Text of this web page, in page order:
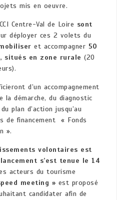
mis en oeuvre.
Centre-Val de Loire sont
déployer ces 2 volets du
et accompagner 50
en zone rurale (20
d’un accompagnement
la démarche, du diagnostic
plan d’action jusqu’au
de financement « Fonds
».
volontaires est
s’est tenue le 14
acteurs du tourisme
meeting » est proposé
candidater afin de